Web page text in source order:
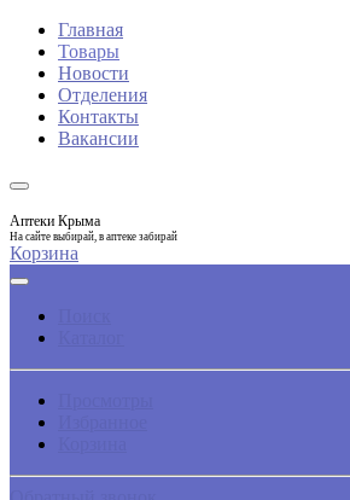
Главная
Товары
Новости
Отделения
Контакты
Вакансии
Аптеки Крыма
На сайте выбирай, в аптеке забирай
Корзина